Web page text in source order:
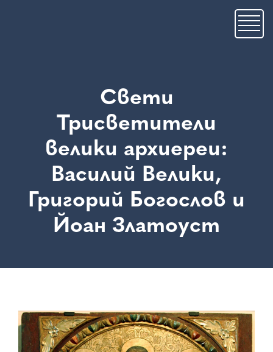
Свети
Трисветители
велики архиереи:
Василий Велики,
Григорий Богослов и
Йоан Златоуст